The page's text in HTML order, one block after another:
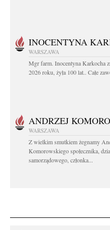
INOCENTYNA
WARSZAWA
Mgr farm. Inocentyna Karkocha
2026 roku, żyła 100 lat.. Całe
ANDRZEJ
WARSZAWA
Z wielkim smutkiem żegnamy
Komorowskiego społecznika,
samorządowego, członka...